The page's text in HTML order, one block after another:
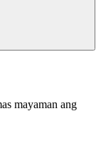
mayaman ang